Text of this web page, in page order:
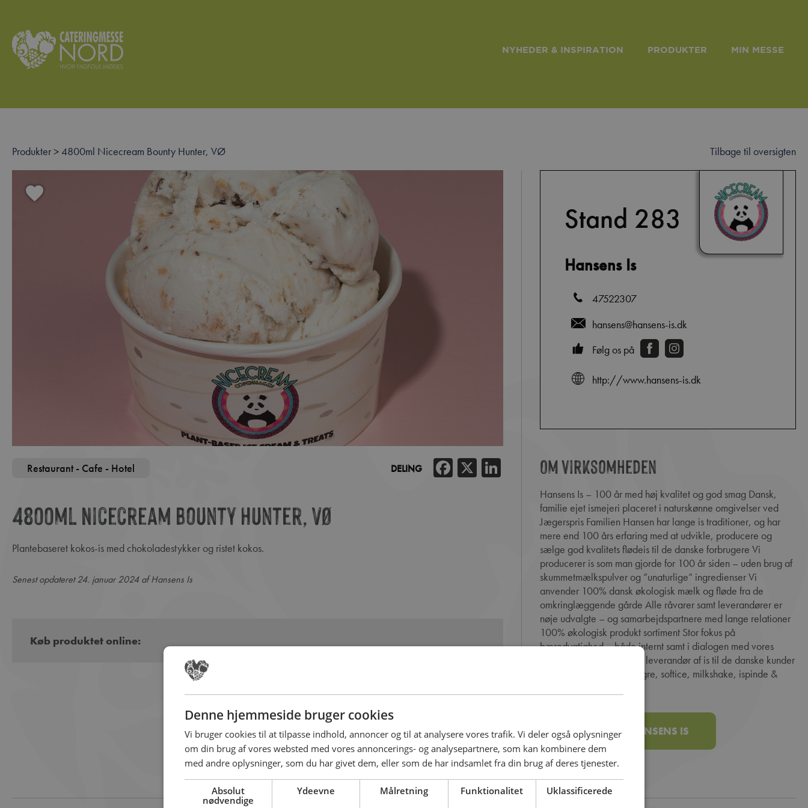
NYHEDER & INSPIRATION PRODUKTER MIN MESSE
Produkter>4800ml Nicecream Bounty Hunter, VØ Tilbage til oversigten
Restaurant - Cafe - Hotel DELING Facebook
X LinkedIn
4800ml Nicecream Bounty Hunter, VØ
Plantebaseret kokos-is med chokoladestykker og ristet kokos.
Senest opdateret 24. januar 2024 af Hansens Is
Køb produktet online:
Stand 283
Hansens Is
47522307
hansens@hansens-is.dk
Følg os på
http://www.hansens-is.dk
Om virksomheden
Hansens Is – 100 år med høj kvalitet og god smag Dansk,
familie ejet ismejeri placeret i naturskønne omgivelser ved
Jægerspris Familien Hansen har lange is traditioner, og har
mere end 100 års erfaring med at udvikle, producere og
sælge god kvalitets flødeis til de danske forbrugere Vi
producerer is som man gjorde for 100 år siden – uden brug af
skummetmælkspulver og ”unaturlige” ingredienser Vi
anvender 100% dansk økologisk mælk og fløde fra de
omkringlæggende gårde Alle råvarer samt leverandører er
nøje udvalgte – og samarbejdspartnere med lange relationer
100% økologisk produkt sortiment Stor fokus på
bæredygtighed – både internt samt i dialogen med vores
samarbejdspartnere Total leverandør af is til de danske kunder
& forbrugere (scoop, bægre, softice, milkshake, ispinde &
SE MERE OM HANSENS IS
Denne hjemmeside bruger cookies
Vi bruger cookies til at tilpasse indhold, annoncer og til at analysere vores trafik. Vi deler også oplysninger
om din brug af vores websted med vores annoncerings- og analysepartnere, som kan kombinere dem
med andre oplysninger, som du har givet dem, eller som de har indsamlet fra din brug af deres tjenester.
Absolut
nødvendige
Ydeevne Målretning Funktionalitet Uklassificerede